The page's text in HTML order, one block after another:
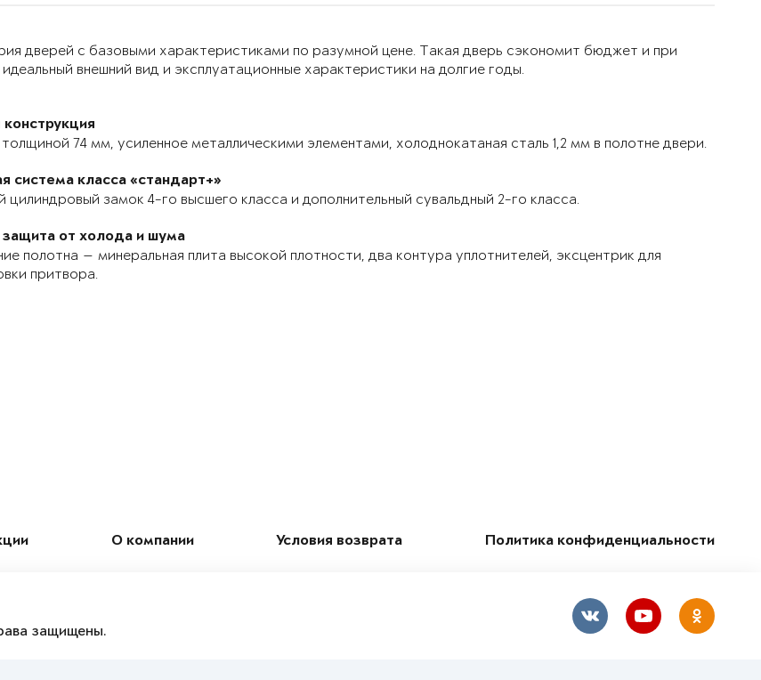
дверей с базовыми характеристиками по разумной цене. Такая дверь сэкономит бюджет и при
внешний вид и эксплуатационные характеристики на долгие годы.
74 мм, усиленное металлическими элементами, холоднокатаная сталь 1,2 мм в полотне двери.
система класса «стандарт+»
цилиндровый замок 4-го высшего класса и дополнительный сувальдный 2-го класса.
защита от холода и шума
полотна — минеральная плита высокой плотности, два контура уплотнителей, эксцентрик для
притвора.
О компании Условия возврата Политика конфиденциальности
защищены.